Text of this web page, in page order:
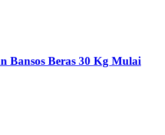
Bansos Beras 30 Kg Mulai